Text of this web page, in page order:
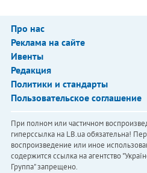
Про нас
Реклама на сайте
Ивенты
Редакция
Политики и стандарты
Пользовательское соглашение
При полном или частичном
гиперссылка на LB.ua обязательна!
воспроизведение или иное
содержится ссылка на агентство
Группа" запрещено.